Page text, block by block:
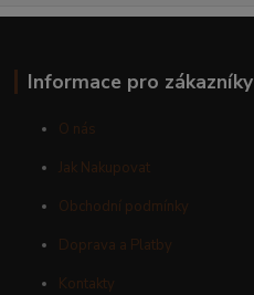
Informace pro zákazníky
O nás
Jak Nakupovat
Obchodní podmínky
Doprava a Platby
Kontakty